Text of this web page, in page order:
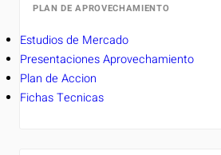
PLAN DE APROVECHAMIENTO
Estudios de Mercado
Presentaciones Aprovechamiento
Plan de Accion
Fichas Tecnicas